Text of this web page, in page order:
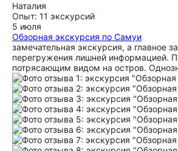
Наталия
Опыт: 11 экскурсий
5 июля
Обзорная экскурсия по Самуи
замечательная экскурсия, а главное
перегружения лишней информацией.
потрясающим видом на остров.